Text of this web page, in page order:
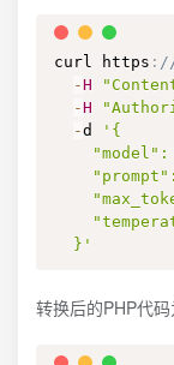
curl https :
-H
-H
-d
'{
"model":
  }'
转换后的PHP代码